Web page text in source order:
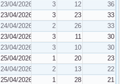
23/04/2026 3 12
36
23/04/2026 3 23
33
24/04/2026 2 26
33
23/04/2026 3 11
30
23/04/2026 3 10
30
25/04/2026 1 20
23
24/04/2026 2 13
22
25/04/2026 1 28
21